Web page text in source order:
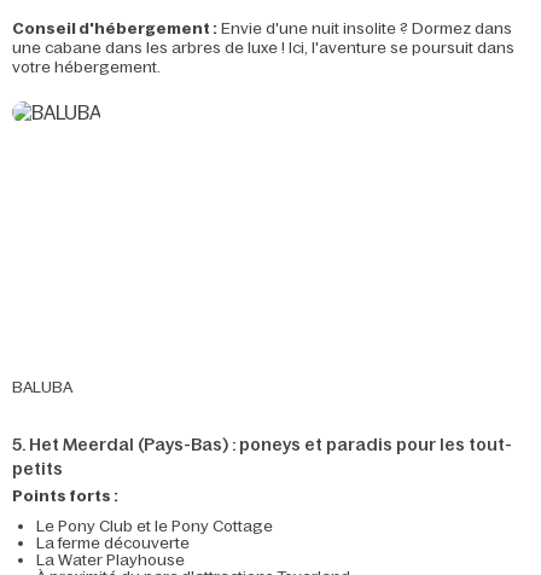
Conseil d'hébergement : Envie d'une nuit insolite ? Dormez dans
une cabane dans les arbres de luxe ! Ici, l'aventure se poursuit dans
votre hébergement.
BALUBA
5. Het Meerdal (Pays-Bas) : poneys et paradis pour les tout-
petits
Points forts :
Le Pony Club et le Pony Cottage
La ferme découverte
La Water Playhouse